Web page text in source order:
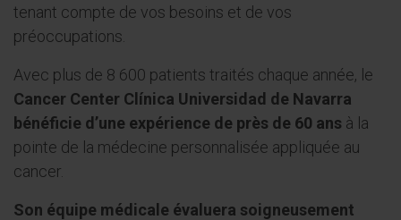
tenant compte de vos besoins et de vos
préoccupations.
Avec plus de 8 600 patients traités chaque année, le
Cancer Center Clínica Universidad de Navarra
bénéficie d’une expérience de près de 60 ans à la
pointe de la médecine personnalisée appliquée au
cancer.
Son équipe médicale évaluera soigneusement